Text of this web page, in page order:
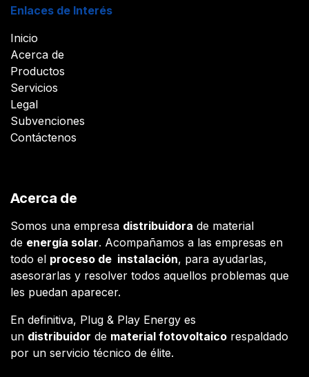
Enlaces de Interés
Inicio
Acerca de
Productos
Servicios
Legal
Subvenciones
Contáctenos
Acerca de
Somos una empresa distribuidora de material
de energía solar. Acompañamos a las empresas en
todo el proceso de instalación, para ayudarlas,
asesorarlas y resolver todos aquellos problemas que
les puedan aparecer.
En definitiva, Plug & Play Energy es
un distribuidor de material fotovoltaico respaldado
por un servicio técnico de élite.